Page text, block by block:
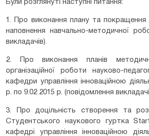
Були розглянуті наступні питання:
1. Про виконання плану та покращення
наповнення навчально-методичної
викладачів).
2. Про виконання планів
організаційної роботи науково-
кафедри управління інноваційною
р. по 9.02 2015 р. (повідомлення
3. Про доцільність створення та
Студентського наукового гуртка
кафедрі управління інноваційною